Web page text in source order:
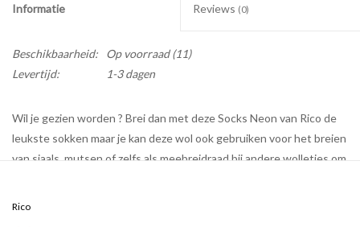
Informatie Reviews (0)
Beschikbaarheid: Op voorraad(11)
Levertijd:
1-3 dagen
Wil je gezien worden ? Brei dan met deze Socks Neon van Rico de
leukste sokken maar je kan deze wol ook gebruiken voor het breien
van sjaals, mutsen of zelfs als meebreidraad bij andere wolletjes om
Rico